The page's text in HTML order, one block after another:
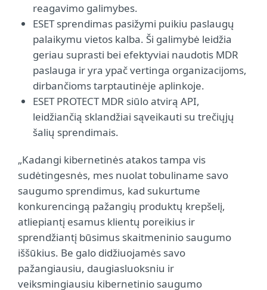
reagavimo galimybes.
ESET sprendimas pasižymi puikiu paslaugų
palaikymu vietos kalba. Ši galimybė leidžia
geriau suprasti bei efektyviai naudotis MDR
paslauga ir yra ypač vertinga organizacijoms,
dirbančioms tarptautinėje aplinkoje.
ESET PROTECT MDR siūlo atvirą API,
leidžiančią sklandžiai sąveikauti su trečiųjų
šalių sprendimais.
„Kadangi kibernetinės atakos tampa vis
sudėtingesnės, mes nuolat tobuliname savo
saugumo sprendimus, kad sukurtume
konkurencingą pažangių produktų krepšelį,
atliepiantį esamus klientų poreikius ir
sprendžiantį būsimus skaitmeninio saugumo
iššūkius. Be galo didžiuojamės savo
pažangiausiu, daugiasluoksniu ir
veiksmingiausiu kibernetinio saugumo